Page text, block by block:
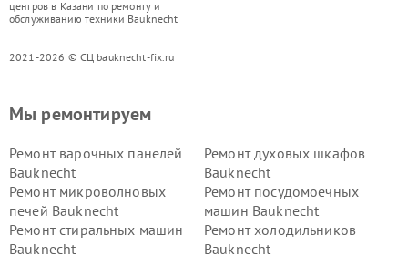
центров в Казани по ремонту и
обслуживанию техники Bauknecht
2021-2026 © СЦ bauknecht-fix.ru
Мы ремонтируем
Ремонт варочных панелей
Bauknecht
Ремонт духовых шкафов
Bauknecht
Ремонт микроволновых
печей Bauknecht
Ремонт посудомоечных
машин Bauknecht
Ремонт стиральных машин
Bauknecht
Ремонт холодильников
Bauknecht